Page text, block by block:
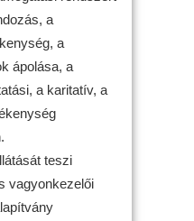
a
a
ápolása, a
a karitatív, a
teszi
vagyonkezelői